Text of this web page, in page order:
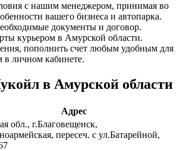
с нашим менеджером, принимая во
вашего бизнеса и автопарка.
документы и договор.
курьером в Амурской области.
пополнить счет любым удобным для
в личном кабинете.
в Амурской области
Адрес
обл., г.Благовещенск,
пересеч. с ул.Батарейной,